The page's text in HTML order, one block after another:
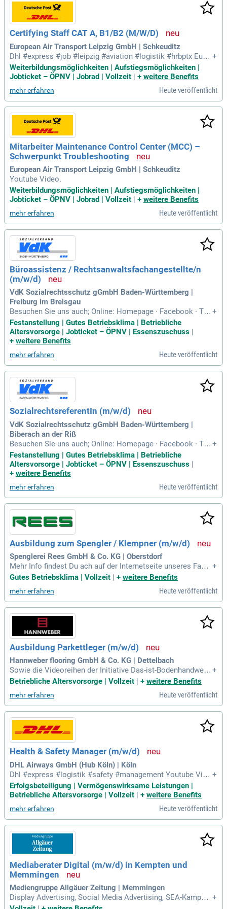
werbung via Workwise ist kinderleicht: In nur wenigen Minut
en und ohne Anschreiben kannst du dich bewerben und den
Status deiner Bewerbung live verfolgen. Nutze diese Chance
und werde Teil eines innovativen Teams!
Certifying Staff CAT A, B1/B2 (M/W/D)
European Air Transport Leipzig GmbH | Schkeuditz
Dhl #express #job #leipzig #aviation #logistik #hrbptx Euro
pean Air Transport Leipzig GmbH Youtube Video.
+
Weiterbildungsmöglichkeiten | Aufstiegsmöglichkeiten |
Jobticket – ÖPNV | Jobrad | Vollzeit | + weitere Benefits
mehr erfahren Heute veröffentlicht
Mitarbeiter Maintenance Control Center (MCC) –
Schwerpunkt Troubleshooting
European Air Transport Leipzig GmbH | Schkeuditz
Youtube Video.
Weiterbildungsmöglichkeiten | Aufstiegsmöglichkeiten |
Jobticket – ÖPNV | Jobrad | Vollzeit | + weitere Benefits
mehr erfahren Heute veröffentlicht
Büroassistenz / Rechtsanwaltsfachangestellte/n
(m/w/d)
VdK Sozialrechtsschutz gGmbH Baden-Württemberg |
Freiburg im Breisgau
Besuchen Sie uns auch; Online: Homepage ∙ Facebook ∙ Twi
tter ∙ Instagram ∙ Youtube.
+
Festanstellung | Gutes Betriebsklima | Betriebliche
Altersvorsorge | Jobticket – ÖPNV | Essenszuschuss
+ weitere Benefits
mehr erfahren Heute veröffentlicht
SozialrechtsreferentIn (m/w/d)
VdK Sozialrechtsschutz gGmbH Baden-Württemberg |
Biberach an der Riß
Besuchen Sie uns auch; Online: Homepage ∙ Facebook ∙ Twi
tter ∙ Instagram ∙ Youtube.
+
Festanstellung | Gutes Betriebsklima | Betriebliche
Altersvorsorge | Jobticket – ÖPNV | Essenszuschuss |
+ weitere Benefits
mehr erfahren Heute veröffentlicht
Ausbildung zum Spengler / Klempner (m/w/d)
Spenglerei Rees GmbH & Co. KG | Oberstdorf
Mehr Info findest Du ach auf der Internetseite unseres Fach
verbandes: www.haustechnikbayern.de. oder Du schaust Dir
er / Spengler; Zeit zu starten.
+
Gutes Betriebsklima | Vollzeit | + weitere Benefits
mehr erfahren Heute veröffentlicht
Ausbildung Parkettleger (m/w/d)
Hannweber flooring GmbH & Co. KG | Dettelbach
Sowie die Videoreihen der Initiative Das-ist-Bodenhandwerk,
auf sozialen Netzwerken oder Youtube.
+
Betriebliche Altersvorsorge | Vollzeit
+ weitere Benefits
mehr erfahren Heute veröffentlicht
Health & Safety Manager (m/w/d)
DHL Airways GmbH (Hub Köln) | Köln
Dhl #express #logistik #safety #management Youtube Vide
o.
+
Erfolgsbeteiligung | Vermögenswirksame Leistungen |
Betriebliche Altersvorsorge | Vollzeit | + weitere Benefits
mehr erfahren Heute veröffentlicht
Mediaberater Digital (m/w/d) in Kempten und
Memmingen
Mediengruppe Allgäuer Zeitung | Memmingen
Display Advertising, Social Media Advertising, SEA-Kampag
nen, In-App-Advertising, Youtube-Kampagnen und SEO-Proje
+